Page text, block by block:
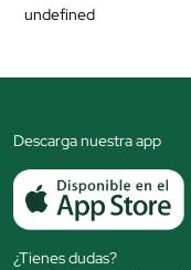
undefined
Descarga nuestra app
¿Tienes dudas?